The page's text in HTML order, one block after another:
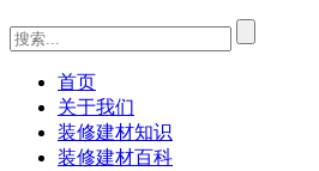
首页
关于我们
装修建材知识
装修建材百科